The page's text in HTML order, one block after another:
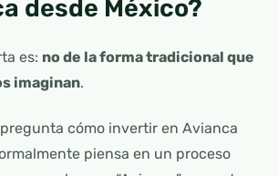
desde México?
es: no de la forma tradicional que
imaginan.
cómo invertir en Avianca
piensa en un proceso